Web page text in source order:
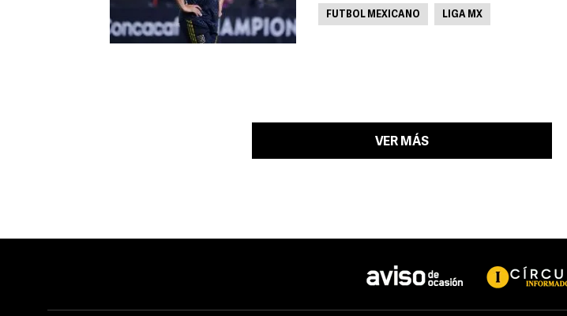
FUTBOL MEXICANO LIGA MX
VER MÁS